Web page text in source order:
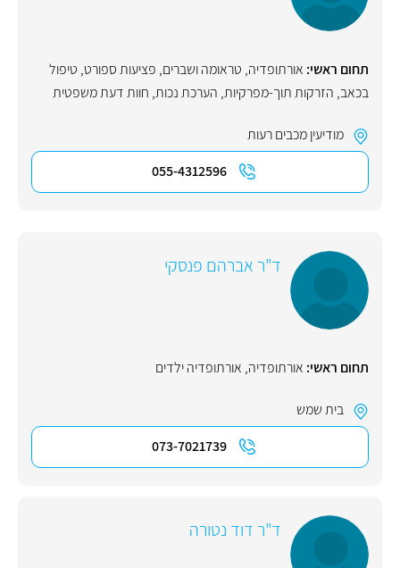
תחום ראשי: אורתופדיה, טראומה ושברים, פציעות ספורט, טיפול
בכאב, הזרקות תוך-מפרקיות, הערכת נכות, חוות דעת משפטית
מודיעין מכבים רעות
055-4312596
ד"ר אברהם פנסקי
תחום ראשי: אורתופדיה, אורתופדיה ילדים
בית שמש
073-7021739
ד"ר דוד נטורה